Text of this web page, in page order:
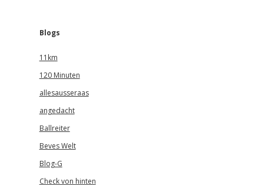
Blogs
11km
120 Minuten
allesausseraas
angedacht
Ballreiter
Beves Welt
Blog-G
Check von hinten